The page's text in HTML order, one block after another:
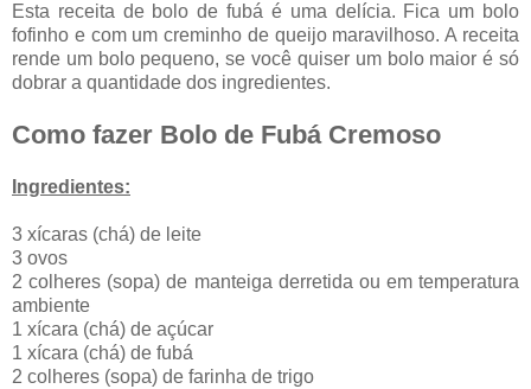
Esta receita de bolo de fubá é uma delícia. Fica um bolo
fofinho e com um creminho de queijo maravilhoso. A receita
rende um bolo pequeno, se você quiser um bolo maior é só
dobrar a quantidade dos ingredientes.
Como fazer Bolo de Fubá Cremoso
Ingredientes:
3 xícaras (chá) de leite
3 ovos
2 colheres (sopa) de manteiga derretida ou em temperatura
ambiente
1 xícara (chá) de açúcar
1 xícara (chá) de fubá
2 colheres (sopa) de farinha de trigo